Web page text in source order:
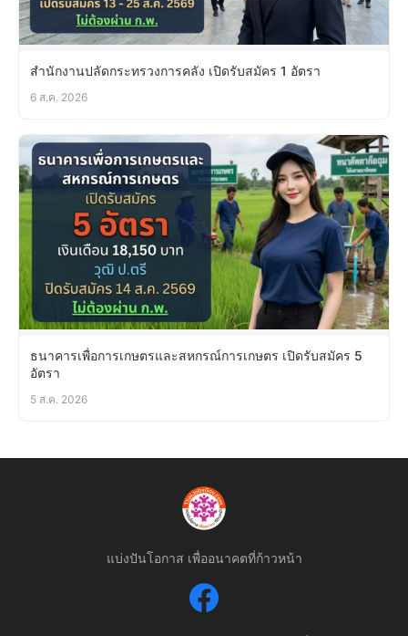
สำนักงานปลัดกระทรวงการคลัง เปิดรับสมัคร 1 อัตรา
6 ส.ค. 2026
ธนาคารเพื่อการเกษตรและสหกรณ์การเกษตร เปิดรับสมัคร 5
อัตรา
5 ส.ค. 2026
แบ่งปันโอกาส เพื่ออนาคตที่ก้าวหน้า